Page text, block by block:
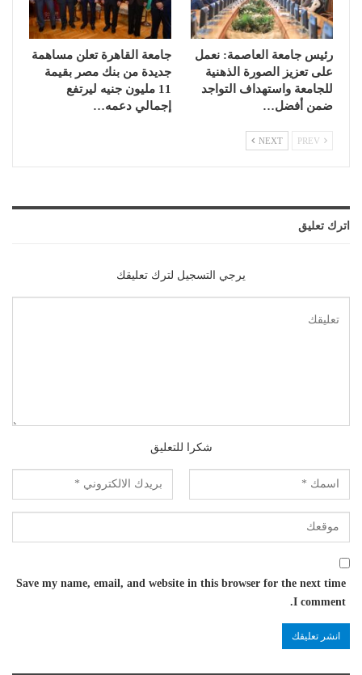
رئيس جامعة العاصمة: نعمل
على تعزيز الصورة الذهنية
للجامعة واستهداف التواجد
ضمن أفضل…
جامعة القاهرة تعلن مساهمة
جديدة من بنك مصر بقيمة
11 مليون جنيه ليرتفع
إجمالي دعمه…
NEXT
اترك تعليق
يرجي التسجيل لترك تعليقك
شكرا للتعليق
Save my name, email, and website in this browser for the next time
I comment.